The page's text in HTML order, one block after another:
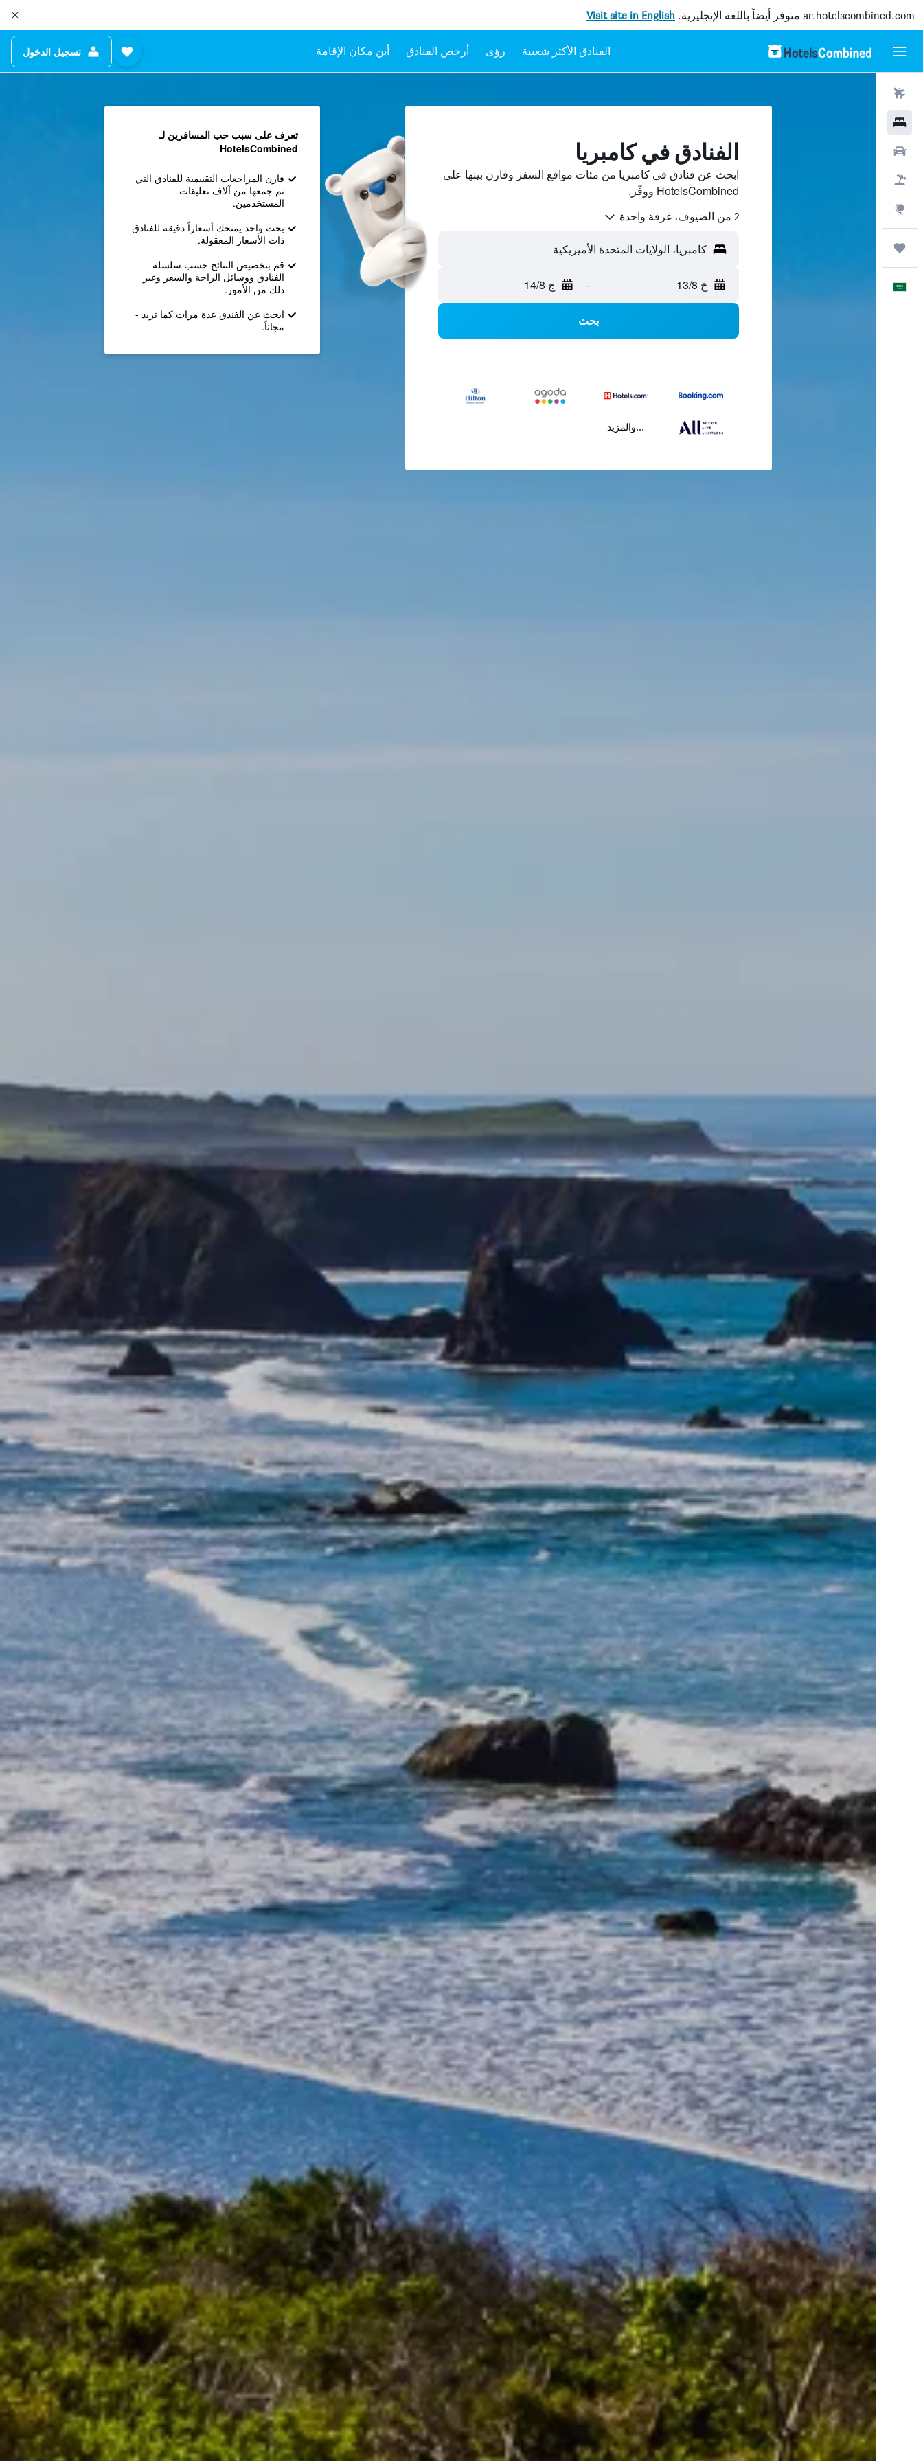
ar.hotelscombined.com متوفر أيضاً باللغة الإنجليزية. Visit site in English
رؤى أرخص الفنادق أين مكان الإقامة تسجيل الدخول
الفنادق في كامبريا
ابحث عن فنادق في كامبريا من مئات مواقع السفر وقارن بينها على
HotelsCombined ووفّر.
2 من الضيوف، غرفة واحدة
كامبريا، الولايات المتحدة الأميريكية
خ 13/8 - ج 14/8
بحث
...والمزيد
تعرف على سبب حب المسافرين لـ
HotelsCombined
قارن المراجعات التقييمية للفنادق التي
تم جمعها من آلاف تعليقات
المستخدمين.
بحث واحد يمنحك أسعاراً دقيقة للفنادق
ذات الأسعار المعقولة.
قم بتخصيص النتائج حسب سلسلة
الفنادق ووسائل الراحة والسعر وغير
ذلك من الأمور.
ابحث عن الفندق عدة مرات كما تريد -
مجاناً.